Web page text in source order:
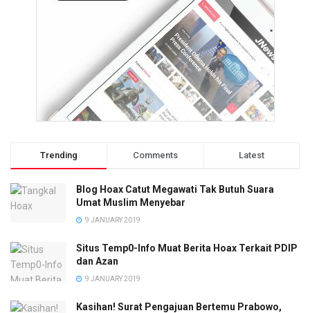
Trending Comments Latest
Blog Hoax Catut Megawati Tak Butuh Suara
Umat Muslim Menyebar
9 JANUARY 2019
Situs Temp0-Info Muat Berita Hoax Terkait PDIP
dan Azan
9 JANUARY 2019
Kasihan! Surat Pengajuan Bertemu Prabowo,